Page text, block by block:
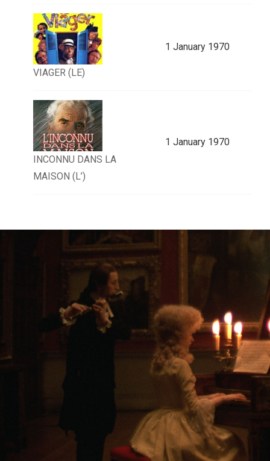
VIAGER (LE)
1 January 1970
INCONNU DANS LA
MAISON (L’)
1 January 1970